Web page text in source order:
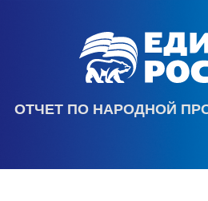
ОТЧЕТ ПО НАРОДНОЙ